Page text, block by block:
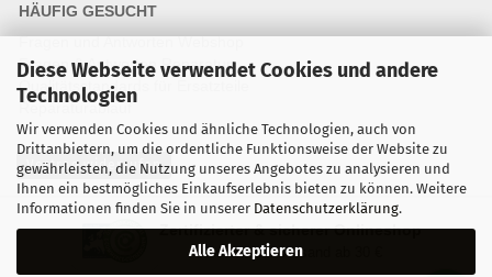
Diese Webseite verwendet Cookies und andere
Technologien
Wir verwenden Cookies und ähnliche Technologien, auch von
Drittanbietern, um die ordentliche Funktionsweise der Website zu
gewährleisten, die Nutzung unseres Angebotes zu analysieren und
Ihnen ein bestmögliches Einkaufserlebnis bieten zu können. Weitere
Informationen finden Sie in unserer Datenschutzerklärung.
Alle Akzeptieren
HÄUFIG GESUCHT
Fragen und Antworten Webshop
Fragen & Antworten Reparatur
Qualitätsstandards für Ersatzteile
Reparaturablauf
Vertrag widerrufen
Zertifizierter & sicherer Onlineshop
Kostenloser Versand ab 30 €